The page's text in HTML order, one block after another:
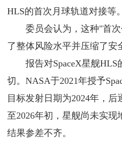
HLS的首次月球轨道对接等。
委员会认为，这种"首
了整体风险水平并压缩了安
报告对SpaceX星舰
切。NASA于2021年授予
目标发射日期为2024年，
至2026年初，星舰尚未实
结果参差不齐。